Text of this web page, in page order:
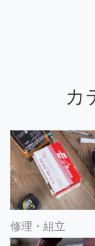
カ
修理・組立